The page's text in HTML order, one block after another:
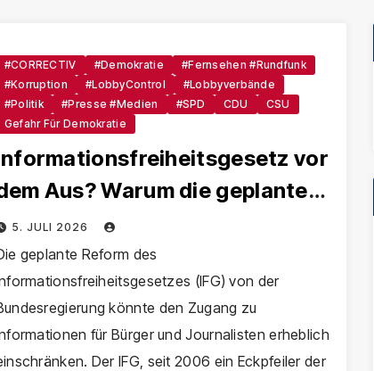
#CORRECTIV #Demokratie
#Fernsehen #Rundfunk
#Korruption
#LobbyControl
#Lobbyverbände
#Politik
#Presse #Medien #SPD CDU
CSU
Gefahr Für Demokratie
vor
Aus? Warum die geplante
unsere Demokratie
wird
5. JULI 2026
geplante Reform des
(IFG) von der
könnte den Zugang zu
für Bürger und Journalisten erheblich
Der IFG, seit 2006 ein Eckpfeiler der